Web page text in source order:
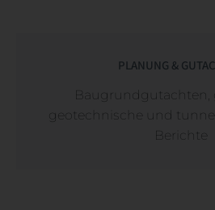
PLANUNG &
Baugrundgutachten,
geotechnische und
Berichte